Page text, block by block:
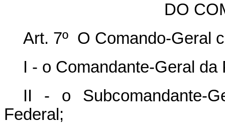
DO
Art. 7º O Comando-Geral
I - o Comandante-Geral
II - o Subcomandante-
Federal;